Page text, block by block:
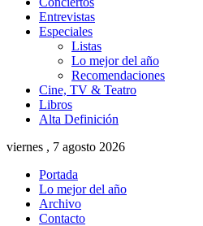
Entrevistas
Especiales
Listas
Lo mejor del año
Recomendaciones
Cine, TV & Teatro
Libros
Alta Definición
viernes , 7 agosto 2026
Portada
Lo mejor del año
Archivo
Contacto